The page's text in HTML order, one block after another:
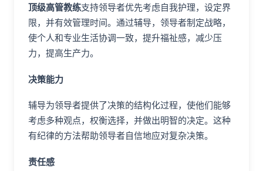
顶级高管教练支持领导者优先考虑自我护理，设定界
限，并有效管理时间。通过辅导，领导者制定战略，
使个人和专业生活协调一致，提升福祉感，减少压
力，提高生产力。
决策能力
辅导为领导者提供了决策的结构化过程，使他们能够
考虑多种观点，权衡选择，并做出明智的决定。这种
有纪律的方法帮助领导者自信地应对复杂决策。
责任感